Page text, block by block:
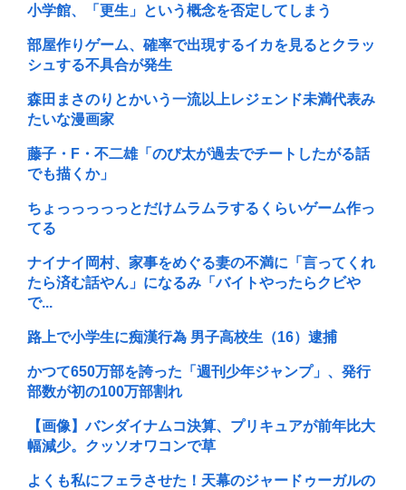
小学館、「更生」という概念を否定してしまう
部屋作りゲーム、確率で出現するイカを見るとクラッ
シュする不具合が発生
森田まさのりとかいう一流以上レジェンド未満代表み
たいな漫画家
藤子・F・不二雄「のび太が過去でチートしたがる話
でも描くか」
ちょっっっっっとだけムラムラするくらいゲーム作っ
てる
ナイナイ岡村、家事をめぐる妻の不満に「言ってくれ
たら済む話やん」になるみ「バイトやったらクビや
で...
路上で小学生に痴漢行為 男子高校生（16）逮捕
かつて650万部を誇った「週刊少年ジャンプ」、発行
部数が初の100万部割れ
【画像】バンダイナムコ決算、プリキュアが前年比大
幅減少。クッソオワコンで草
よくも私にフェラさせた！天幕のジャードゥーガルの